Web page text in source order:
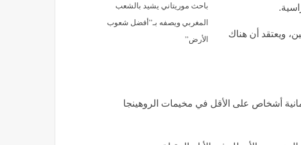
باحث موريتاني يشيد بالشعب
المغربي ويصفه بـ”أفضل شعوب
الأرض”
ويعتقد أن هناك
أشخاص على الأقل في مخيمات الروهينجا